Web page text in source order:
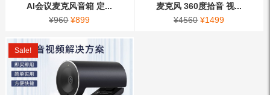
AI会议麦克风音箱 定...
¥960 ¥899
麦克风 360度拾音 视...
¥4560 ¥1499
Sale!